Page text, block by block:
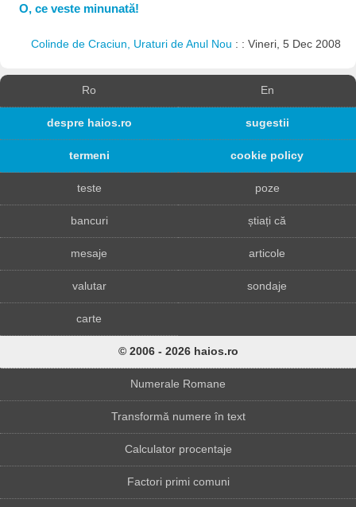
O, ce veste minunată!
Colinde de Craciun, Uraturi de Anul Nou : : Vineri, 5 Dec 2008
Ro En
despre haios.ro sugestii
termeni cookie policy
teste poze
bancuri știați că
mesaje articole
valutar sondaje
carte
© 2006 - 2026 haios.ro
Numerale Romane
Transformă numere în text
Calculator procentaje
Factori primi comuni